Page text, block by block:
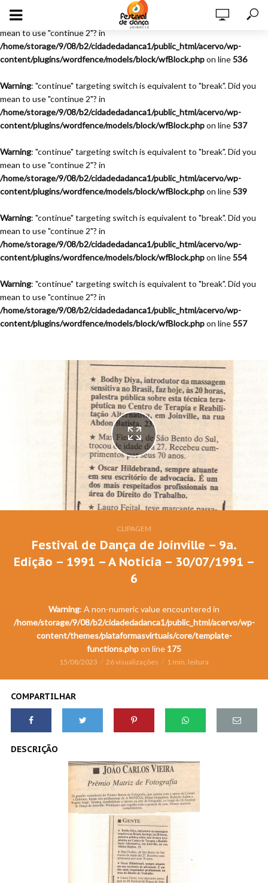
Warning
: "continue" targeting switch is equivalent to "break". Did you
mean to use "continue 2"? in
/home/storage/9/08/b2/cidadedadanca1/public_html/acervo/wp-
content/plugins/wordfence/models/block/wfBlock.phpon line536
Warning: "continue" targeting switch is equivalent to "break". Did you
mean to use "continue 2"? in
/home/storage/9/08/b2/cidadedadanca1/public_html/acervo/wp-
content/plugins/wordfence/models/block/wfBlock.phpon line537
Warning: "continue" targeting switch is equivalent to "break". Did you
mean to use "continue 2"? in
/home/storage/9/08/b2/cidadedadanca1/public_html/acervo/wp-
content/plugins/wordfence/models/block/wfBlock.phpon line539
Warning: "continue" targeting switch is equivalent to "break". Did you
mean to use "continue 2"? in
/home/storage/9/08/b2/cidadedadanca1/public_html/acervo/wp-
content/plugins/wordfence/models/block/wfBlock.phpon line554
Warning: "continue" targeting switch is equivalent to "break". Did you
mean to use "continue 2"? in
/home/storage/9/08/b2/cidadedadanca1/public_html/acervo/wp-
content/plugins/wordfence/models/block/wfBlock.phpon line557
Festival de Dança de Joinville - 9a. Edição - 1991
CLIPAGEM
Festival de Dança de Joinville – 9a.
Edição – 1991 – A Notícia – 30/07/1991 –
6
Warning: A non-numeric value encountered in
/home/storage/9/08/b2/cidadedadanca1/public_html/acervo/wp-
content/themes/plataformasvirtuais/core/template-
functions.phpon line 175
15/08/2023 26 visualizações 1 min. leitura
COMPARTILHAR
DESCRIÇÃO